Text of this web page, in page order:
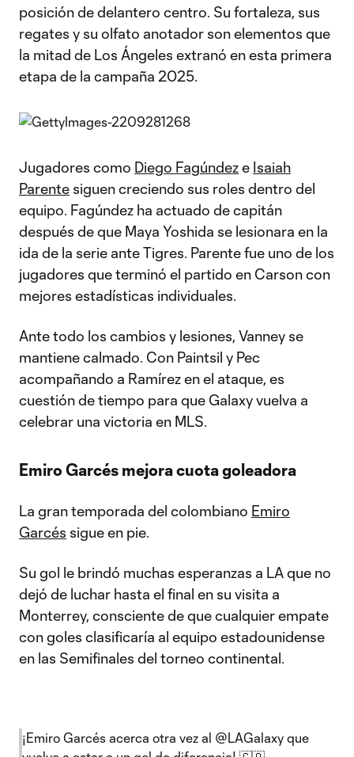
posición de delantero centro. Su fortaleza, sus
regates y su olfato anotador son elementos que
la mitad de Los Ángeles extranó en esta primera
etapa de la campaña 2025.
Jugadores como Diego Fagúndeze Isaiah
Parente siguen creciendo sus roles dentro del
equipo. Fagúndez ha actuado de capitán
después de que Maya Yoshida se lesionara en la
ida de la serie ante Tigres. Parente fue uno de los
jugadores que terminó el partido en Carson con
mejores estadísticas individuales.
Ante todo los cambios y lesiones, Vanney se
mantiene calmado. Con Paintsil y Pec
acompañando a Ramírez en el ataque, es
cuestión de tiempo para que Galaxy vuelva a
celebrar una victoria en MLS.
Emiro Garcés mejora cuota goleadora
La gran temporada del colombiano Emiro
Garcés sigue en pie.
Su gol le brindó muchas esperanzas a LA que no
dejó de luchar hasta el final en su visita a
Monterrey, consciente de que cualquier empate
con goles clasificaría al equipo estadounidense
en las Semifinales del torneo continental.
¡Emiro Garcés acerca otra vez al @LAGalaxy que